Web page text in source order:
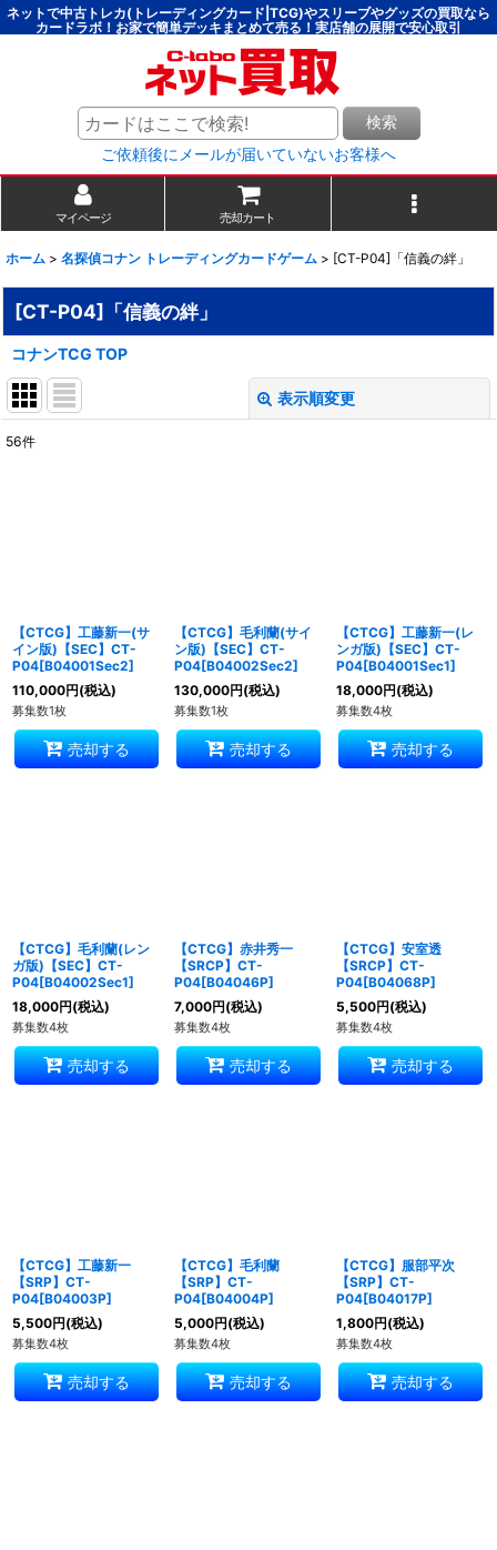
ネットで中古トレカ(トレーディングカード|TCG)やスリーブやグッズの買取なら
カードラボ！お家で簡単デッキまとめて売る！実店舗の展開で安心取引
検索
ご依頼後にメールが届いていないお客様へ
マイページ 売却カート
ホーム > 名探偵コナン トレーディングカードゲーム > [CT-P04]「信義の絆」
[CT-P04]「信義の絆」
コナンTCG TOP
表示順変更
56件
【CTCG】工藤新一(サ
イン版)【SEC】CT-
P04[B04001Sec2]
110,000円(税込)
募集数1枚
売却する
【CTCG】毛利蘭(サイ
ン版)【SEC】CT-
P04[B04002Sec2]
130,000円(税込)
募集数1枚
売却する
【CTCG】工藤新一(レ
ンガ版)【SEC】CT-
P04[B04001Sec1]
18,000円(税込)
募集数4枚
売却する
【CTCG】毛利蘭(レン
ガ版)【SEC】CT-
P04[B04002Sec1]
18,000円(税込)
募集数4枚
売却する
【CTCG】赤井秀一
【SRCP】CT-
P04[B04046P]
7,000円(税込)
募集数4枚
売却する
【CTCG】安室透
【SRCP】CT-
P04[B04068P]
5,500円(税込)
募集数4枚
売却する
【CTCG】工藤新一
【SRP】CT-
P04[B04003P]
5,500円(税込)
募集数4枚
売却する
【CTCG】毛利蘭
【SRP】CT-
P04[B04004P]
5,000円(税込)
募集数4枚
売却する
【CTCG】服部平次
【SRP】CT-
P04[B04017P]
1,800円(税込)
募集数4枚
売却する